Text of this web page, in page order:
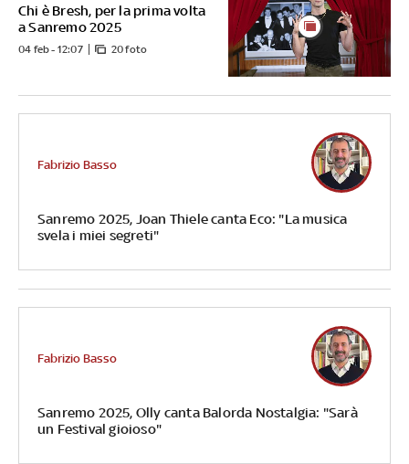
Chi è Bresh, per la prima volta
a Sanremo 2025
04 feb - 12:07 20 foto
Sanremo 2025, Joan Thiele canta Eco: "La musica
svela i miei segreti"
Fabrizio Basso
Sanremo 2025, Olly canta Balorda Nostalgia: "Sarà
un Festival gioioso"
Fabrizio Basso